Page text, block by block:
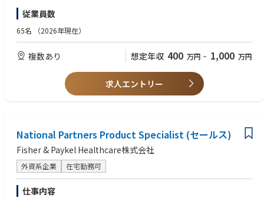
【求める人物像】
・積極的で、効率性があり、物事を積極的に考え、新しい挑戦を好み、常
に学び、向上心がある方
従業員数
65名 （2026年現在）
複数あり 想定年収 400 万円 ~ 1,000 万円
求人エントリー
National Partners Product Specialist (セールス)
Fisher & Paykel Healthcare株式会社
外資系企業 在宅勤務可
仕事内容